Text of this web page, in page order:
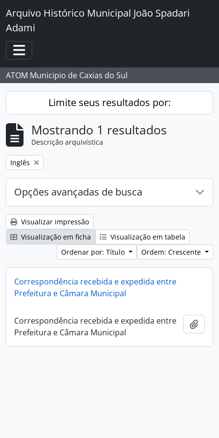
Skip to main content
Arquivo Histórico Municipal João Spadari
Adami
Toggle navigation
ATOM Municipio de Caxias do Sul
Limite seus resultados por:
Mostrando 1 resultados
Descrição arquivística
Remover filtro:
Inglês
Opções avançadas de busca
Visualizar impressão
Visualização em ficha
Visualização em tabela
Ordenar por: Título
Ordem: Crescente
Correspondência recebida e expedida entre
Prefeitura e Câmara Municipal
Correspondência recebida e expedida entre
Prefeitura e Câmara Municipal